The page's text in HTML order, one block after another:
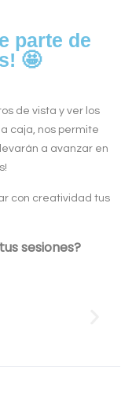
parte de
🤩
de vista y ver los
caja, nos permite
a avanzar en
con creatividad tus
sesiones?